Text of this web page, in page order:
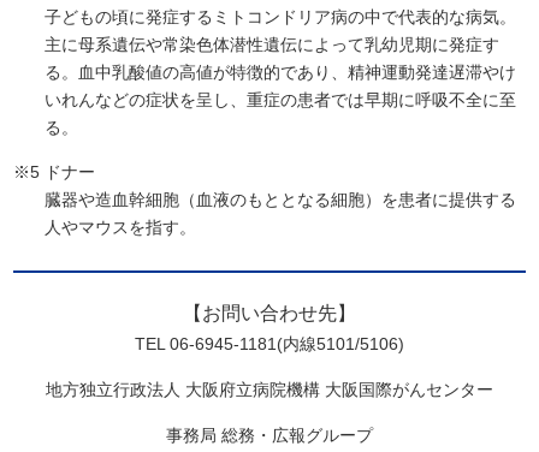
子どもの頃に発症するミトコンドリア病の中で代表的な病気。
主に母系遺伝や常染色体潜性遺伝によって乳幼児期に発症す
る。血中乳酸値の高値が特徴的であり、精神運動発達遅滞やけ
いれんなどの症状を呈し、重症の患者では早期に呼吸不全に至
る。
※5 ドナー
臓器や造血幹細胞（血液のもととなる細胞）を患者に提供する
人やマウスを指す。
【お問い合わせ先】
TEL 06-6945-1181(内線5101/5106)
地方独立行政法人 大阪府立病院機構 大阪国際がんセンター
事務局 総務・広報グループ